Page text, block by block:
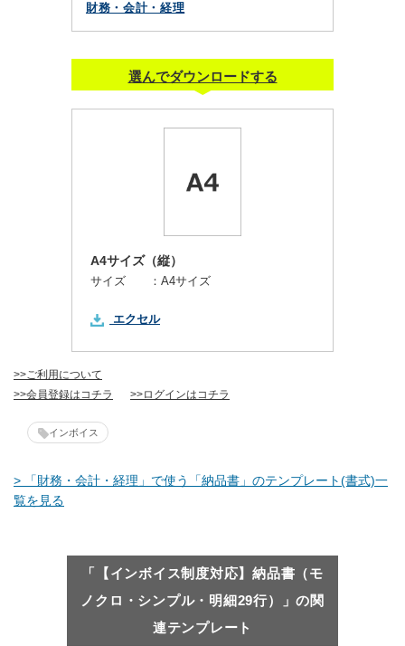
財務・会計・経理
選んでダウンロードする
A4サイズ（縦）
サイズ ： A4サイズ
エクセル
>>ご利用について
>>会員登録はコチラ
>>ログインはコチラ
インボイス
> 「財務・会計・経理」で使う「納品書」のテンプレート(書式)一
覧を見る
「【インボイス制度対応】納品書（モ
ノクロ・シンプル・明細29行）」の関
連テンプレート